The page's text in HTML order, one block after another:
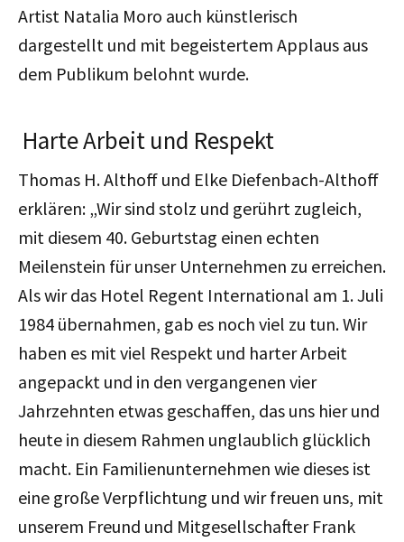
Artist Natalia Moro auch künstlerisch
dargestellt und mit begeistertem Applaus aus
dem Publikum belohnt wurde.
Harte Arbeit und Respekt
Thomas H. Althoff und Elke Diefenbach-Althoff
erklären: „Wir sind stolz und gerührt zugleich,
mit diesem 40. Geburtstag einen echten
Meilenstein für unser Unternehmen zu erreichen.
Als wir das Hotel Regent International am 1. Juli
1984 übernahmen, gab es noch viel zu tun. Wir
haben es mit viel Respekt und harter Arbeit
angepackt und in den vergangenen vier
Jahrzehnten etwas geschaffen, das uns hier und
heute in diesem Rahmen unglaublich glücklich
macht. Ein Familienunternehmen wie dieses ist
eine große Verpflichtung und wir freuen uns, mit
unserem Freund und Mitgesellschafter Frank